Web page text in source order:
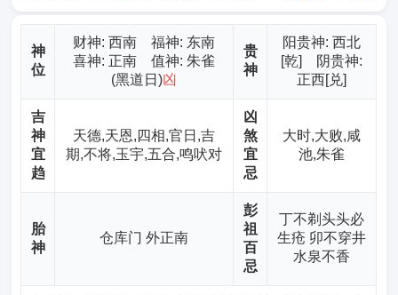
神
位
财神: 西南 福神: 东南
喜神: 正南 值神: 朱雀
(黑道日)凶
贵
神
阳贵神: 西北
[乾] 阴贵神:
正西[兑]
吉
神
宜
趋
天德,天恩,四相,官日,吉
期,不将,玉宇,五合,鸣吠对
凶
煞
宜
忌
大时,大败,咸
池,朱雀
胎
神
仓库门 外正南
彭
祖
百
忌
丁不剃头头必
生疮 卯不穿井
水泉不香